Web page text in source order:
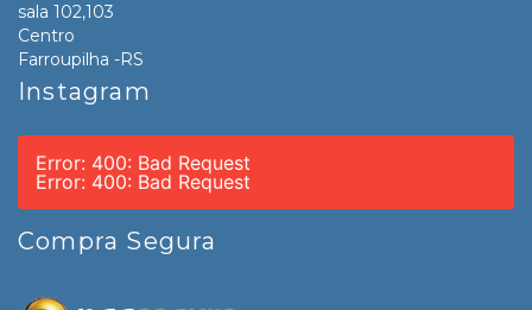
sala 102,103
Centro
Farroupilha -RS
Instagram
Error: 400: Bad Request
Error: 400: Bad Request
Compra Segura